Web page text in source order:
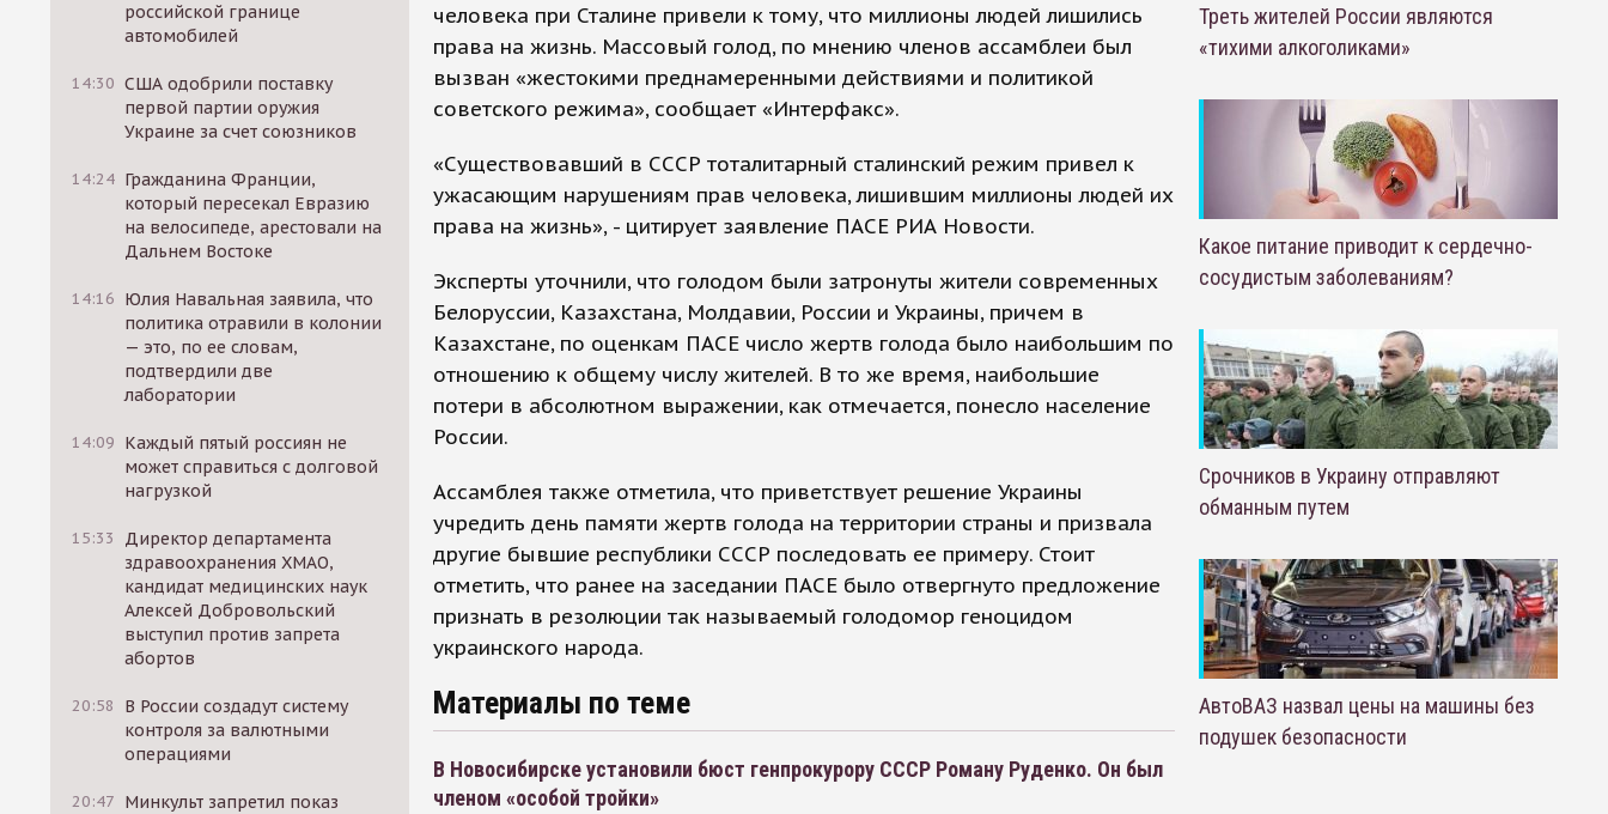
российской границе
автомобилей
14:30 США одобрили поставку
первой партии оружия
Украине за счет союзников
14:24 Гражданина Франции,
который пересекал Евразию
на велосипеде, арестовали на
Дальнем Востоке
14:16 Юлия Навальная заявила, что
политика отравили в колонии
— это, по ее словам,
подтвердили две
лаборатории
14:09 Каждый пятый россиян не
может справиться с долговой
нагрузкой
15:33
Директор департамента
здравоохранения ХМАО,
кандидат медицинских наук
Алексей Добровольский
выступил против запрета
абортов
20:58
В России создадут систему
контроля за валютными
операциями
20:47 Минкульт запретил показ
человека при Сталине привели к тому, что миллионы людей лишились
права на жизнь. Массовый голод, по мнению членов ассамблеи был
вызван «жестокими преднамеренными действиями и политикой
советского режима», сообщает «Интерфакс».
«Существовавший в СССР тоталитарный сталинский режим привел к
ужасающим нарушениям прав человека, лишившим миллионы людей их
права на жизнь», - цитирует заявление ПАСЕ РИА Новости.
Эксперты уточнили, что голодом были затронуты жители современных
Белоруссии, Казахстана, Молдавии, России и Украины, причем в
Казахстане, по оценкам ПАСЕ число жертв голода было наибольшим по
отношению к общему числу жителей. В то же время, наибольшие
потери в абсолютном выражении, как отмечается, понесло население
России.
Ассамблея также отметила, что приветствует решение Украины
учредить день памяти жертв голода на территории страны и призвала
другие бывшие республики СССР последовать ее примеру. Стоит
отметить, что ранее на заседании ПАСЕ было отвергнуто предложение
признать в резолюции так называемый голодомор геноцидом
украинского народа.
Материалы по теме
В Новосибирске установили бюст генпрокурору СССР Роману Руденко. Он был
членом «особой тройки»
Треть жителей России являются
«тихими алкоголиками»
Какое питание приводит к сердечно-
сосудистым заболеваниям?
Срочников в Украину отправляют
обманным путем
АвтоВАЗ назвал цены на машины без
подушек безопасности